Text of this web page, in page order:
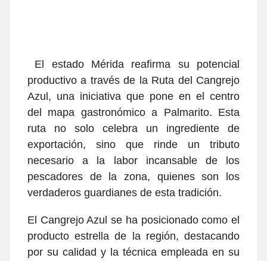
El estado Mérida reafirma su potencial
productivo a través de la Ruta del Cangrejo
Azul, una iniciativa que pone en el centro
del mapa gastronómico a Palmarito. Esta
ruta no solo celebra un ingrediente de
exportación, sino que rinde un tributo
necesario a la labor incansable de los
pescadores de la zona, quienes son los
verdaderos guardianes de esta tradición.
El Cangrejo Azul se ha posicionado como el
producto estrella de la región, destacando
por su calidad y la técnica empleada en su